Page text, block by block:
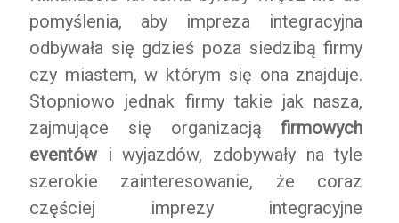
pomyślenia, aby impreza integracyjna
odbywała się gdzieś poza siedzibą firmy
czy miastem, w którym się ona znajduje.
Stopniowo jednak firmy takie jak nasza,
zajmujące się organizacjąfirmowych
eventówi wyjazdów, zdobywały na tyle
szerokie zainteresowanie, że coraz
częściej imprezy integracyjne